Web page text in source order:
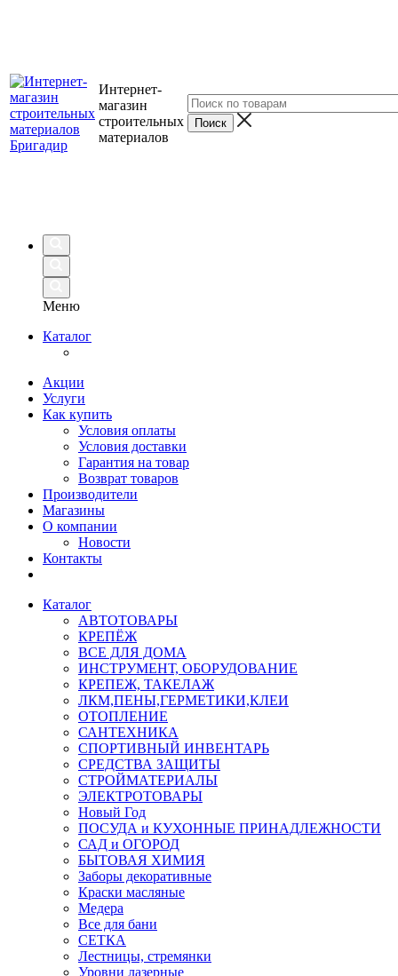
Интернет-
магазин
строительных
материалов
Меню
Каталог
Акции
Услуги
Как купить
Условия оплаты
Условия доставки
Гарантия на товар
Возврат товаров
Производители
Магазины
О компании
Новости
Контакты
Каталог
АВТОТОВАРЫ
КРЕПЁЖ
ВСЕ ДЛЯ ДОМА
ИНСТРУМЕНТ, ОБОРУДОВАНИЕ
КРЕПЕЖ, ТАКЕЛАЖ
ЛКМ,ПЕНЫ,ГЕРМЕТИКИ,КЛЕИ
ОТОПЛЕНИЕ
САНТЕХНИКА
СПОРТИВНЫЙ ИНВЕНТАРЬ
СРЕДСТВА ЗАЩИТЫ
СТРОЙМАТЕРИАЛЫ
ЭЛЕКТРОТОВАРЫ
Новый Год
ПОСУДА и КУХОННЫЕ ПРИНАДЛЕЖНОСТИ
САД и ОГОРОД
БЫТОВАЯ ХИМИЯ
Заборы декоративные
Краски масляные
Медера
Все для бани
СЕТКА
Лестницы, стремянки
Уровни лазерные